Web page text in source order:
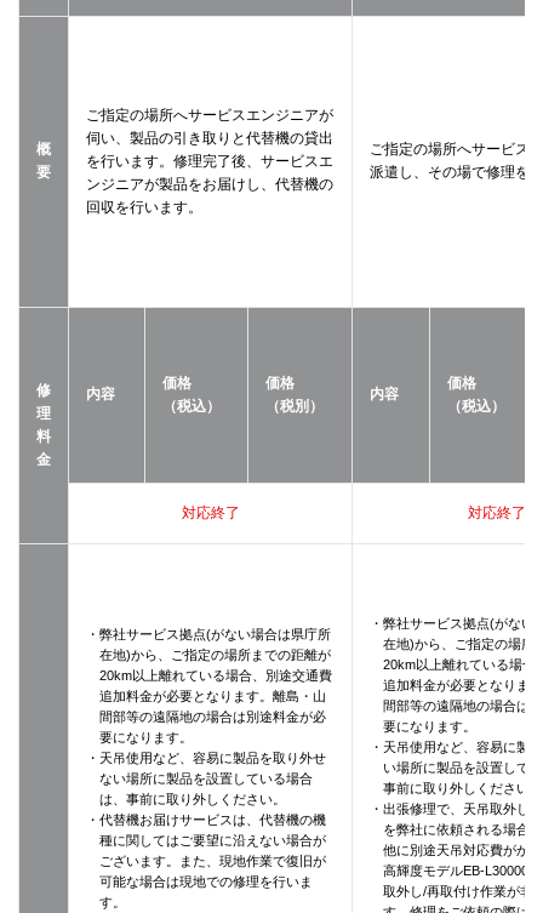
概
要
ご指定の場所へサービスエンジニアが
伺い、製品の引き取りと代替機の貸出
を行います。修理完了後、サービスエ
ンジニアが製品をお届けし、代替機の
回収を行います。
ご指定の場所へサービス
派遣し、その場で修理を
修
理
料
金
内容
価格
（税込）
価格
（税別）
内容
価格
（税込）
対応終了 対応終了
・弊社サービス拠点(がない場合は県庁所
在地)から、ご指定の場所までの距離が
20km以上離れている場合、別途交通費
追加料金が必要となります。離島・山
間部等の遠隔地の場合は別途料金が必
要になります。
・天吊使用など、容易に製品を取り外せ
ない場所に製品を設置している場合
は、事前に取り外しください。
・代替機お届けサービスは、代替機の機
種に関してはご要望に沿えない場合が
ございます。また、現地作業で復旧が
可能な場合は現地での修理を行いま
す。
・弊社サービス拠点(がない
在地)から、ご指定の場所
20km以上離れている場合
追加料金が必要となりま
間部等の遠隔地の場合は
要になります。
・天吊使用など、容易に製
い場所に製品を設置して
事前に取り外しください。
・出張修理で、天吊取外し/
を弊社に依頼される場合
他に別途天吊対応費がか
高輝度モデルEB-L30000
取外し/再取付け作業が非